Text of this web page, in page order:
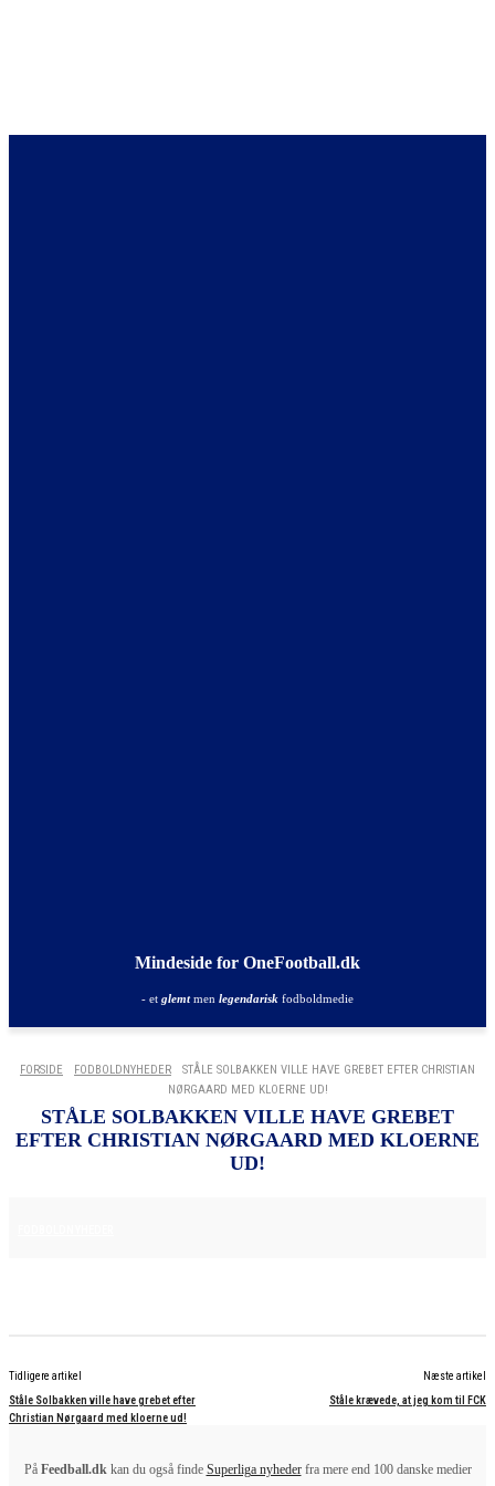
Mindeside for OneFootball.dk
- et glemtmen legendarisk fodboldmedie
FORSIDE FODBOLDNYHEDER
STÅLE SOLBAKKEN VILLE HAVE GREBET EFTER CHRISTIAN
NØRGAARD MED KLOERNE UD!
STÅLE SOLBAKKEN VILLE HAVE GREBET
EFTER CHRISTIAN NØRGAARD MED KLOERNE
UD!
Tidligere artikel
Ståle Solbakken ville have grebet efter
Christian Nørgaard med kloerne ud!
Næste artikel
Ståle krævede, at jeg kom til FCK
På Feedball.dkkan du også finde Superliga nyhederfra mere end 100 danske medier